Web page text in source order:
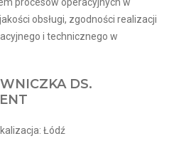
procesów operacyjnych w
obsługi, zgodności realizacji
i technicznego w
DS.
Łódź